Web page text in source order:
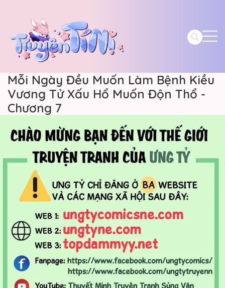
Mỗi Ngày Đều Muốn Làm Bệnh Kiều
Vương Tử Xấu Hổ Muốn Độn Thổ -
Chương 7